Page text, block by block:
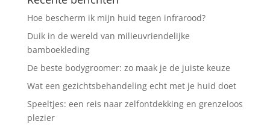
Hoe bescherm ik mijn huid tegen infrarood?
Duik in de wereld van milieuvriendelijke
bamboekleding
De beste bodygroomer: zo maak je de juiste keuze
Wat een gezichtsbehandeling echt met je huid doet
Speeltjes: een reis naar zelfontdekking en grenzeloos
plezier